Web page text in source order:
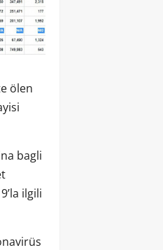
ölen
bagli
ilgili